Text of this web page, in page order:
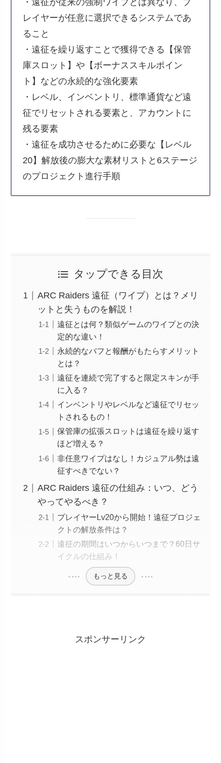
・遠征が従来の強制ワイプとは異なり、プ
レイヤーが任意に選択できるシステムであ
ること
・遠征を繰り返すことで獲得できる【保管
庫スロット】や【ボーナススキルポイン
ト】などの永続的な強化要素
・レベル、インベントリ、標準通貨など遠
征でリセットされる要素と、アカウントに
残る要素
・遠征を成功させるために必要な【レベル
20】解放後の膨大な素材リストと6ステージ
のプロジェクト進行手順
タップできる目次
ARC Raiders 遠征（ワイプ）とは？メリ
ットと失うものを解説！
遠征とは何？類似ゲームのワイプとの決
定的な違い！
永続的なバフと報酬がもたらすメリット
とは？
遠征を連続で完了すると限定スキンが手
に入る？
インベントリやレベルなど遠征でリセッ
トされるもの！
保管庫の拡張スロットは遠征を繰り返す
ほど増える？
非任意ワイプはなし！カジュアル勢は遠
征すべきでない？
ARC Raiders 遠征の仕組み：いつ、どう
やってやるべき？
プレイヤーLv20から開始！遠征プロジェ
クトの解放条件は？
遠征の期間はいつからいつまで？60日サ
イクルの仕組み！
もっと見る
スポンサーリンク